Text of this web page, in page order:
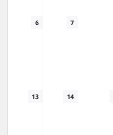
6 7
13 14